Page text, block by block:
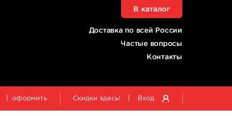
Доставка по всей России
Частые вопросы
Контакты
В каталог
оформить Скидки здесь! Вход